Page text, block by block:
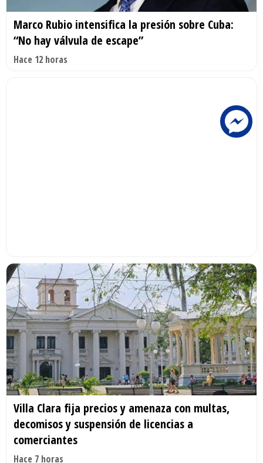
Marco Rubio intensifica la presión sobre Cuba:
“No hay válvula de escape”
Hace 12 horas
Villa Clara fija precios y amenaza con multas,
decomisos y suspensión de licencias a
comerciantes
Hace 7 horas